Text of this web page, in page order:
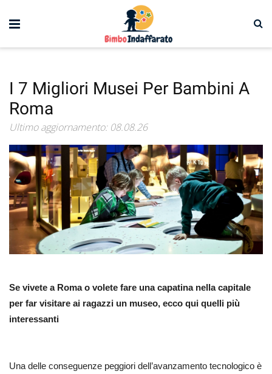
I 7 Migliori Musei Per Bambini A
Roma
Ultimo aggiornamento: 08.08.26
Se vivete a Roma o volete fare una capatina nella capitale
per far visitare ai ragazzi un museo, ecco qui quelli più
interessanti
Una delle conseguenze peggiori dell’avanzamento tecnologico è